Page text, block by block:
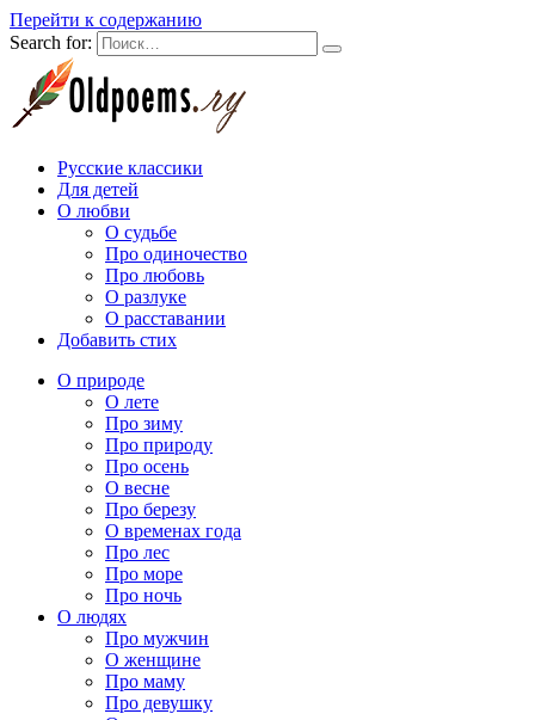
Перейти к содержанию
Search for:
Русские классики
Для детей
О любви
О судьбе
Про одиночество
Про любовь
О разлуке
О расставании
Добавить стих
О природе
О лете
Про зиму
Про природу
Про осень
О весне
Про березу
О временах года
Про лес
Про море
Про ночь
О людях
Про мужчин
О женщине
Про маму
Про девушку